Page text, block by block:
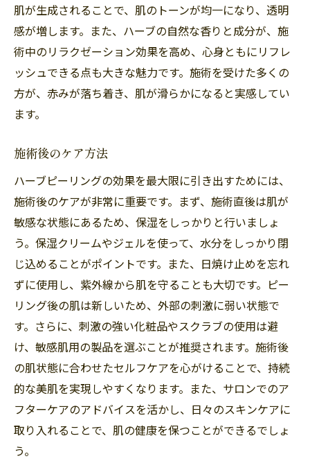
肌が生成されることで、肌のトーンが均一になり、透明
感が増します。また、ハーブの自然な香りと成分が、施
術中のリラクゼーション効果を高め、心身ともにリフレ
ッシュできる点も大きな魅力です。施術を受けた多くの
方が、赤みが落ち着き、肌が滑らかになると実感してい
ます。
施術後のケア方法
ハーブピーリングの効果を最大限に引き出すためには、
施術後のケアが非常に重要です。まず、施術直後は肌が
敏感な状態にあるため、保湿をしっかりと行いましょ
う。保湿クリームやジェルを使って、水分をしっかり閉
じ込めることがポイントです。また、日焼け止めを忘れ
ずに使用し、紫外線から肌を守ることも大切です。ピー
リング後の肌は新しいため、外部の刺激に弱い状態で
す。さらに、刺激の強い化粧品やスクラブの使用は避
け、敏感肌用の製品を選ぶことが推奨されます。施術後
の肌状態に合わせたセルフケアを心がけることで、持続
的な美肌を実現しやすくなります。また、サロンでのア
フターケアのアドバイスを活かし、日々のスキンケアに
取り入れることで、肌の健康を保つことができるでしょ
う。